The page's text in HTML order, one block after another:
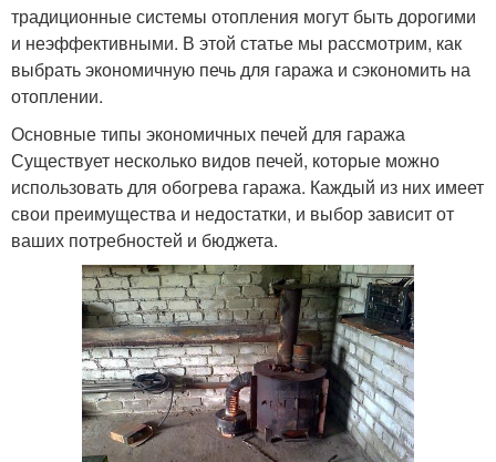
традиционные системы отопления могут быть дорогими
и неэффективными. В этой статье мы рассмотрим, как
выбрать экономичную печь для гаража и сэкономить на
отоплении.
Основные типы экономичных печей для гаража
Существует несколько видов печей, которые можно
использовать для обогрева гаража. Каждый из них имеет
свои преимущества и недостатки, и выбор зависит от
ваших потребностей и бюджета.